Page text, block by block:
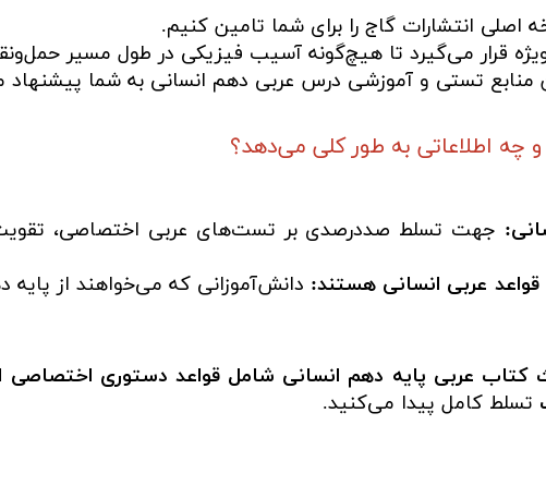
انتشارات گاج را برای شما تامین کنیم.
قرار می‌گیرد تا هیچ‌گونه آسیب فیزیکی در طول مسیر
منابع تستی و آموزشی درس عربی دهم انسانی به شما
اطلاعاتی به طور کلی می‌دهد؟
جهت تسلط صددرصدی بر تست‌های عربی اختصاصی،
قواعد عربی انسانی هستند: دانش‌آموزانی که می‌خواهند از پایه
کتاب عربی پایه دهم انسانی شامل قواعد دستوری اختصاصی
تسلط کامل پیدا می‌کنید.